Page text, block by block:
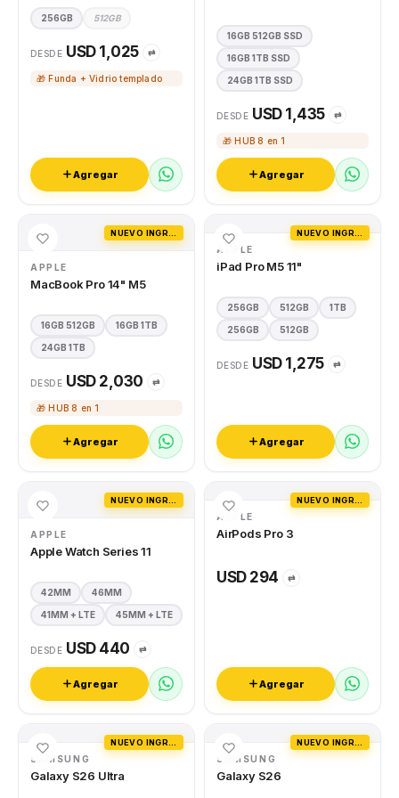
256GB 512GB
DESDE USD 1,025 ⇄
🎁 Funda + Vidrio templado
Agregar
16GB 512GB SSD
16GB 1TB SSD
24GB 1TB SSD
DESDE USD 1,435 ⇄
🎁 HUB 8 en 1
Agregar
APPLE
MacBook Pro 14" M5
16GB 512GB 16GB 1TB
24GB 1TB
DESDE USD 2,030 ⇄
🎁 HUB 8 en 1
Agregar
APPLE
iPad Pro M5 11"
256GB 512GB 1TB
256GB 512GB
DESDE USD 1,275 ⇄
Agregar
APPLE
Apple Watch Series 11
42MM 46MM
41MM + LTE 45MM + LTE
DESDE USD 440 ⇄
Agregar
APPLE
AirPods Pro 3
USD 294 ⇄
Agregar
SAMSUNG
Galaxy S26 Ultra
SAMSUNG
Galaxy S26